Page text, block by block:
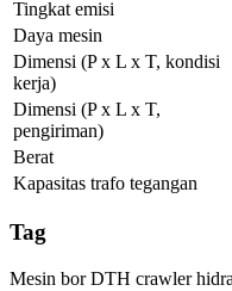
Tingkat emisi
Daya mesin
Dimensi (P x L x T, kondisi
kerja)
Dimensi (P x L x T,
pengiriman)
Berat
Kapasitas trafo tegangan
Tag
Mesin bor DTH crawler